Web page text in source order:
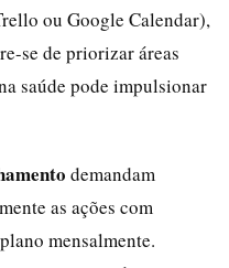
ou Google Calendar),
se de priorizar áreas
saúde pode impulsionar
demandam
as ações com
mensalmente.